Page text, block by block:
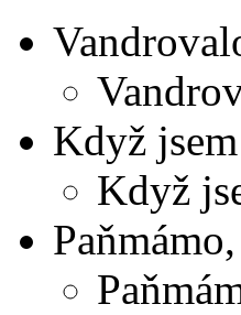
Když
Když